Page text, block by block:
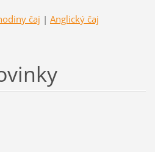
čaj | Anglický čaj